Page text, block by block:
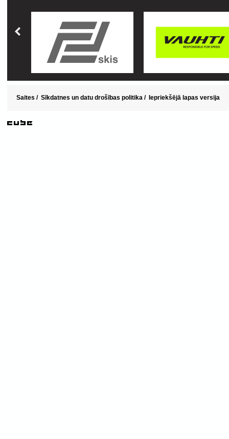
Saites / Sīkdatnes un datu drošības politika / Iepriekšējā lapas versija